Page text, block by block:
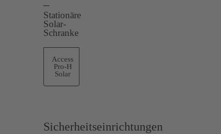
–
Stationäre
Solar-
Schranke
Access
Pro-H
Solar
Sicherheitseinrichtungen